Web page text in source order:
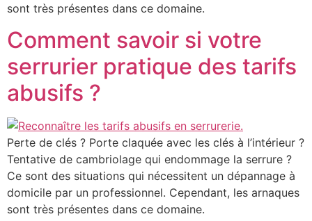
sont très présentes dans ce domaine.
Comment savoir si votre
serrurier pratique des tarifs
abusifs ?
Perte de clés ? Porte claquée avec les clés à l’intérieur ?
Tentative de cambriolage qui endommage la serrure ?
Ce sont des situations qui nécessitent un dépannage à
domicile par un professionnel. Cependant, les arnaques
sont très présentes dans ce domaine.